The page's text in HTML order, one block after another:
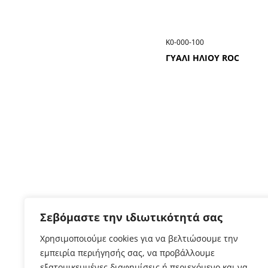
Σεβόμαστε την ιδιωτικότητά σας
Χρησιμοποιούμε cookies για να βελτιώσουμε την
εμπειρία περιήγησής σας, να προβάλλουμε
ΓΥΑΛΙ ΗΛΙΟΥ ROC
Κ0-000-100